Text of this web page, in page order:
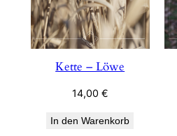
Kette – Löwe
14,00 €
In den Warenkorb